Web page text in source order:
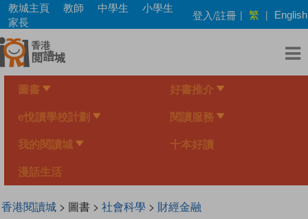
Skip
main
content
教城主頁 教師 中學生
小學生
家長
登入/註冊 | 繁 | English
圖書 好書推介
e悅讀學校計劃 閱讀服務
我的閱讀城 十本好讀
漫話生活
香港閱讀城> 圖書 > 社會科學 > 財經金融